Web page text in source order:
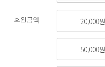
후원금액 20,000원
50,000원